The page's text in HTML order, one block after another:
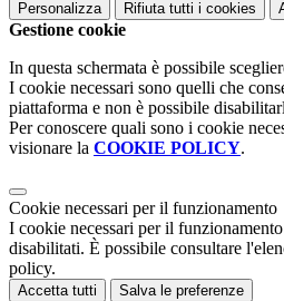
Personalizza Rifiuta tutti i cookies
Gestione cookie
In questa schermata è possibile
I cookie necessari sono quelli che
piattaforma e non è possibile
Per conoscere quali sono i cookie
visionare la COOKIE POLICY.
Cookie necessari per il funzionamento
I cookie necessari per il
disabilitati. È possibile consultare
policy.
Accetta tutti Salva le preferenze